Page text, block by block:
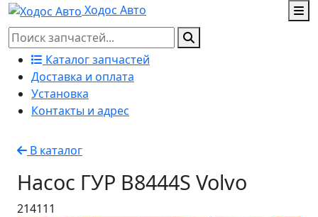
Ходос Авто
Каталог запчастей
Доставка и оплата
Установка
Контакты и адрес
В каталог
Насос ГУР B8444S Volvo
214111